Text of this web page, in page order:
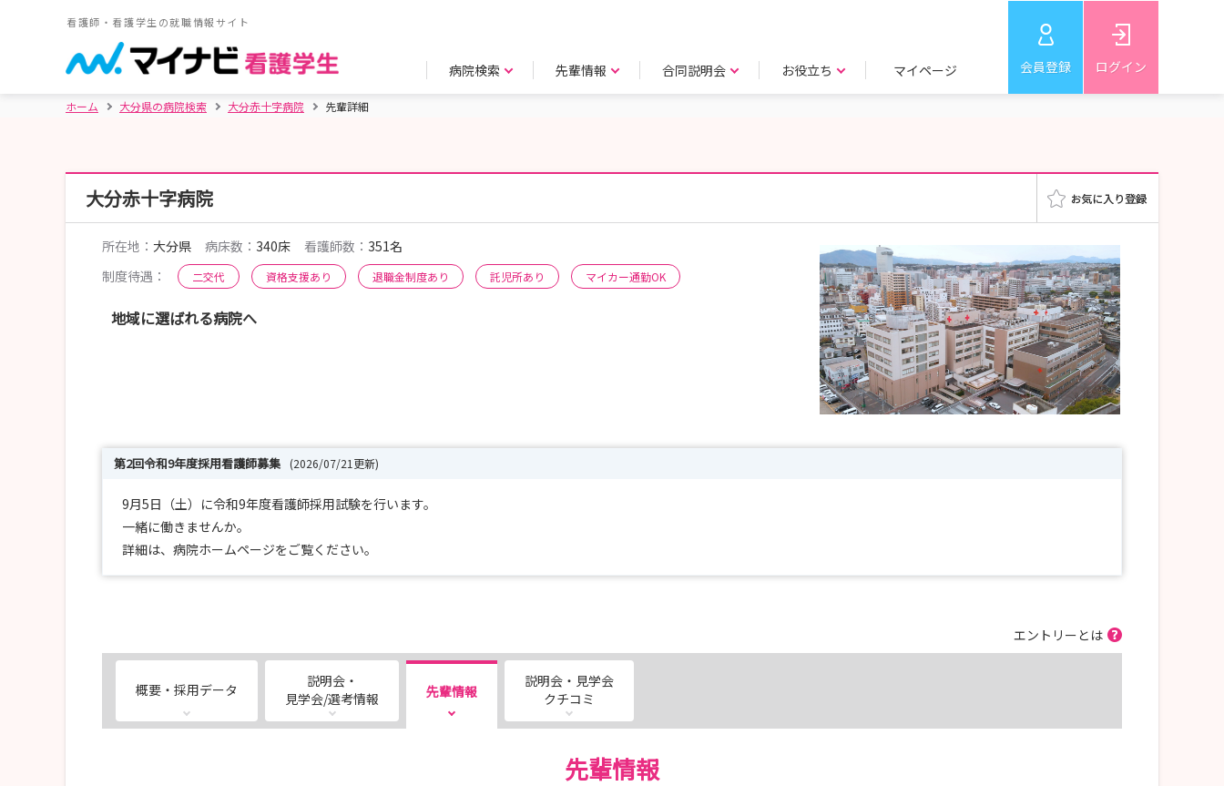
看護師・看護学生の就職情報サイト
病院検索 先輩情報 合同説明会 お役立ち マイページ 会員登録 ログイン
ホーム 大分県の病院検索 大分赤十字病院 先輩詳細
大分赤十字病院
所在地： 大分県 病床数： 340床 看護師数： 351名
制度待遇：
二交代 資格支援あり 退職金制度あり 託児所あり マイカー通勤OK
地域に選ばれる病院へ
第2回令和9年度採用看護師募集 (2026/07/21更新)
9月5日（土）に令和9年度看護師採用試験を行います。
一緒に働きませんか。
詳細は、病院ホームページをご覧ください。
エントリーとは
概要・採用データ
説明会・
見学会/選考情報
先輩情報
説明会・見学会
クチコミ
先輩情報